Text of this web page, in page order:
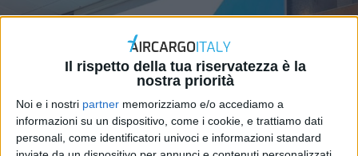
Il rispetto della tua riservatezza è la
nostra priorità
Noi e i nostri partner memorizziamo e/o accediamo a
informazioni su un dispositivo, come i cookie, e trattiamo dati
personali, come identificatori univoci e informazioni standard